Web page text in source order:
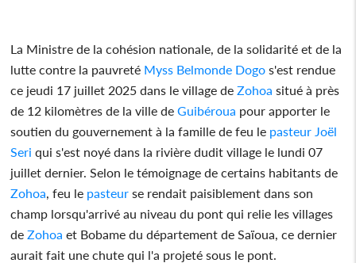
La Ministre de la cohésion nationale, de la solidarité et de la
lutte contre la pauvreté Myss Belmonde Dogo s'est rendue
ce jeudi 17 juillet 2025 dans le village deZohoa situé à près
de 12 kilomètres de la ville de Guibéroua pour apporter le
soutien du gouvernement à la famille de feu le pasteur Joël
Seri qui s'est noyé dans la rivière dudit village le lundi 07
juillet dernier. Selon le témoignage de certains habitants de
Zohoa , feu le pasteur se rendait paisiblement dans son
champ lorsqu'arrivé au niveau du pont qui relie les villages
deZohoa et Bobame du département de Saïoua, ce dernier
aurait fait une chute qui l'a projeté sous le pont.